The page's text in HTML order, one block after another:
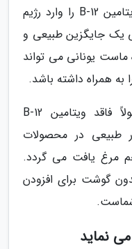
بسیاری تصمیم می گیرند مکمل ویتامین B-12 را وارد رژیم
یک جایگزین طبیعی و
یونانی می تواند
افرادی که گیاهخوار هستند معمولاً فاقد ویتامین B-12
طبیعی در محصولات
مرغ یافت می گردد.
گوشت برای افزودن
شماست.
نماید